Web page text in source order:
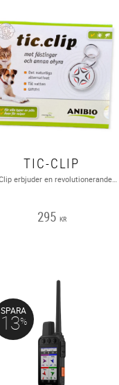
TIC-CLIP
295 KR
SPARA
13%